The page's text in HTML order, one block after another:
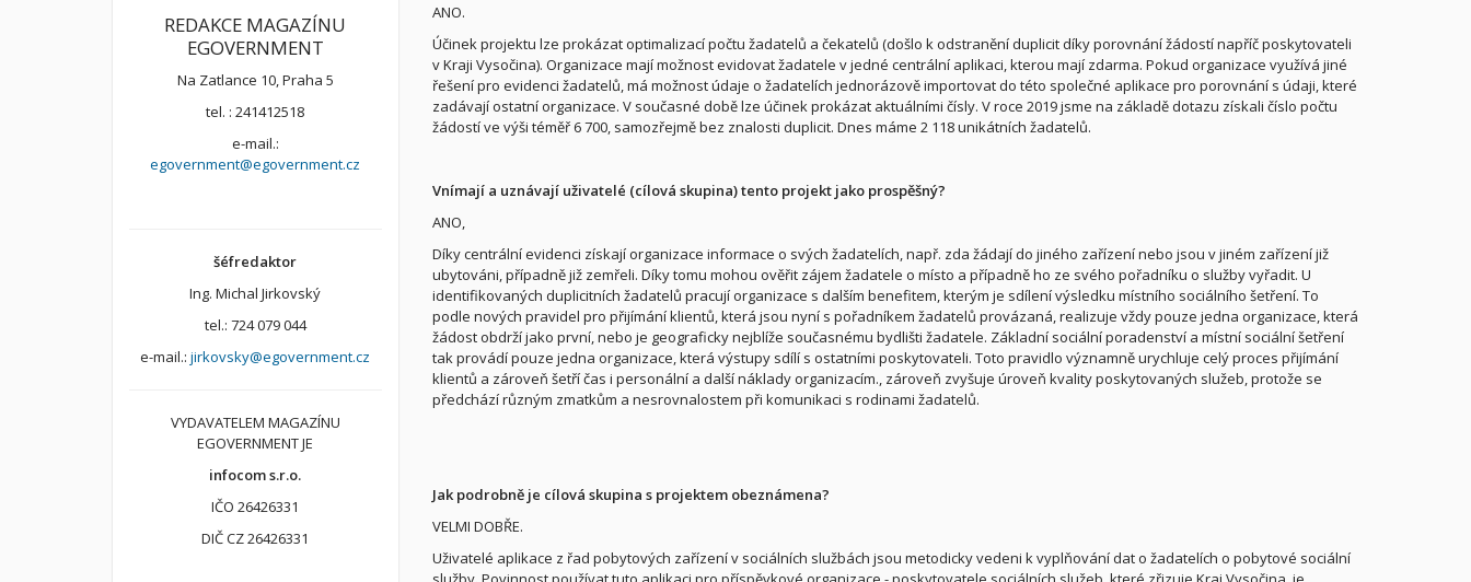
ANO.
Účinek projektu lze prokázat optimalizací počtu žadatelů a čekatelů (došlo k odstranění duplicit díky porovnání žádostí napříč poskytovateli
v Kraji Vysočina). Organizace mají možnost evidovat žadatele v jedné centrální aplikaci, kterou mají zdarma. Pokud organizace využívá jiné
řešení pro evidenci žadatelů, má možnost údaje o žadatelích jednorázově importovat do této společné aplikace pro porovnání s údaji, které
zadávají ostatní organizace. V současné době lze účinek prokázat aktuálními čísly. V roce 2019 jsme na základě dotazu získali číslo počtu
žádostí ve výši téměř 6 700, samozřejmě bez znalosti duplicit. Dnes máme 2 118 unikátních žadatelů.
Vnímají a uznávají uživatelé (cílová skupina) tento projekt jako prospěšný?
ANO,
Díky centrální evidenci získají organizace informace o svých žadatelích, např. zda žádají do jiného zařízení nebo jsou v jiném zařízení již
ubytováni, případně již zemřeli. Díky tomu mohou ověřit zájem žadatele o místo a případně ho ze svého pořadníku o služby vyřadit. U
identifikovaných duplicitních žadatelů pracují organizace s dalším benefitem, kterým je sdílení výsledku místního sociálního šetření. To
podle nových pravidel pro přijímání klientů, která jsou nyní s pořadníkem žadatelů provázaná, realizuje vždy pouze jedna organizace, která
žádost obdrží jako první, nebo je geograficky nejblíže současnému bydlišti žadatele. Základní sociální poradenství a místní sociální šetření
tak provádí pouze jedna organizace, která výstupy sdílí s ostatními poskytovateli. Toto pravidlo významně urychluje celý proces přijímání
klientů a zároveň šetří čas i personální a další náklady organizacím., zároveň zvyšuje úroveň kvality poskytovaných služeb, protože se
předchází různým zmatkům a nesrovnalostem při komunikaci s rodinami žadatelů.
Jak podrobně je cílová skupina s projektem obeznámena?
VELMI DOBŘE.
Uživatelé aplikace z řad pobytových zařízení v sociálních službách jsou metodicky vedeni k vyplňování dat o žadatelích o pobytové sociální
REDAKCE MAGAZÍNU
EGOVERNMENT
Na Zatlance 10, Praha 5
tel. : 241412518
e-mail.:
egovernment@egovernment.cz
šéfredaktor
Ing. Michal Jirkovský
tel.: 724 079 044
e-mail.:jirkovsky@egovernment.cz
VYDAVATELEM MAGAZÍNU
EGOVERNMENT JE
infocom s.r.o.
IČO 26426331
DIČ CZ 26426331